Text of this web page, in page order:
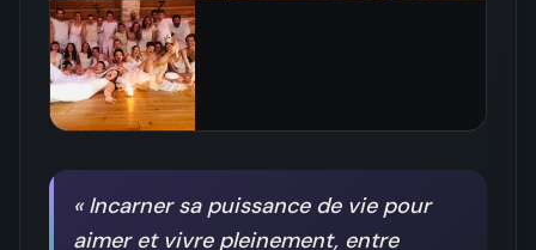
«Incarner sa puissance de vie pour
aimer et vivre pleinement, entre